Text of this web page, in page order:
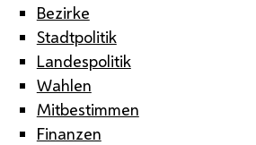
Bezirke
Stadtpolitik
Landespolitik
Wahlen
Mitbestimmen
Finanzen